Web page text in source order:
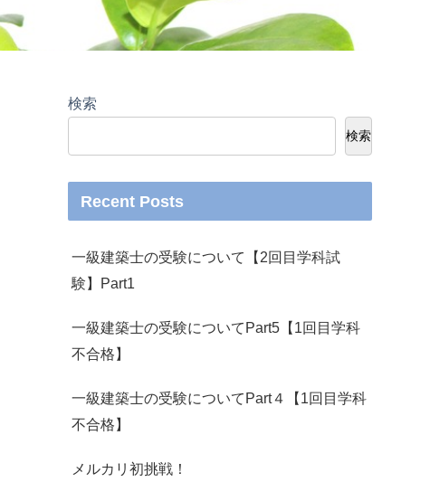
検索
検索
Recent Posts
一級建築士の受験について【2回目学科試
験】Part1
一級建築士の受験についてPart5【1回目学科
不合格】
一級建築士の受験についてPart４【1回目学科
不合格】
メルカリ初挑戦！